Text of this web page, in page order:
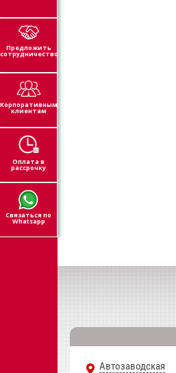
Автозаводская
Предложить
сотрудничество
Корпоративным
клиентам
Оплата в
рассрочку
Связаться по
Whatsapp